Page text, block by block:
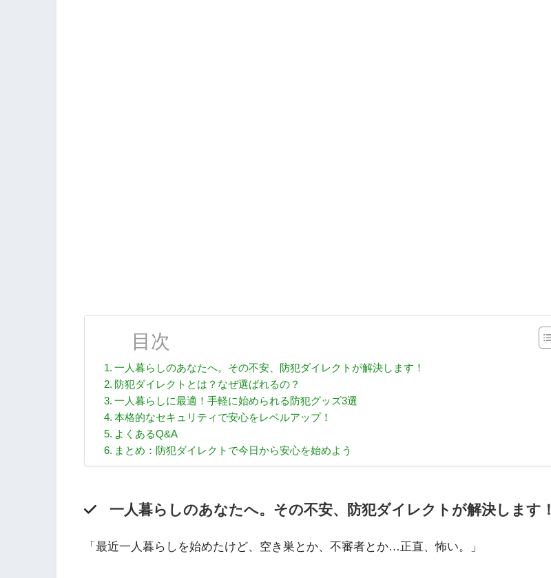
目次
一人暮らしのあなたへ。その不安、防犯ダイレクトが解決します！
防犯ダイレクトとは？なぜ選ばれるの？
一人暮らしに最適！手軽に始められる防犯グッズ3選
本格的なセキュリティで安心をレベルアップ！
よくあるQ&A
まとめ：防犯ダイレクトで今日から安心を始めよう
一人暮らしのあなたへ。その不安、防犯ダイレクトが解決します！
「最近一人暮らしを始めたけど、空き巣とか、不審者とか…正直、怖い。」